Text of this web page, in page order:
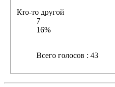
Кто-то другой
7
16%
Всего голосов : 43